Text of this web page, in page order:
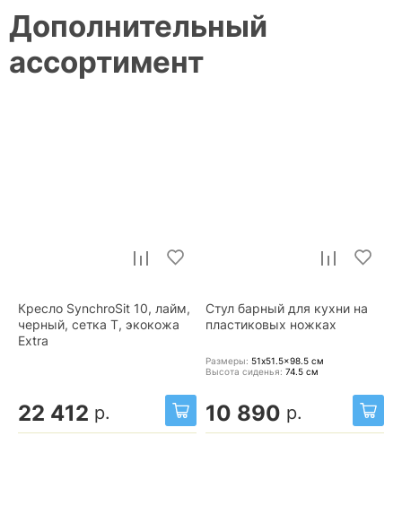
Дополнительный
ассортимент
Кресло SynchroSit 10, лайм,
черный, сетка T, экокожа
Extra
22 412 р.
Стул барный для кухни на
пластиковых ножках
Размеры: 51x51.5x98.5 см
Высота сиденья: 74.5 см
10 890 р.